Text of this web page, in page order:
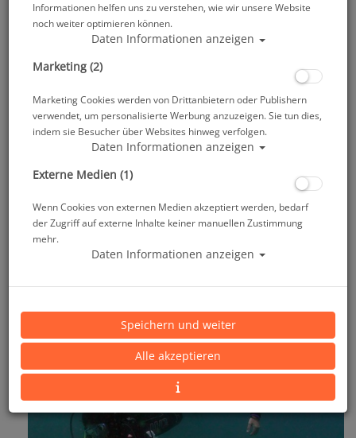
Informationen helfen uns zu verstehen, wie wir unsere Website
noch weiter optimieren können.
Daten Informationen anzeigen
Marketing (2)
Marketing Cookies werden von Drittanbietern oder Publishern
verwendet, um personalisierte Werbung anzuzeigen. Sie tun dies,
indem sie Besucher über Websites hinweg verfolgen.
Daten Informationen anzeigen
Externe Medien (1)
Wenn Cookies von externen Medien akzeptiert werden, bedarf
der Zugriff auf externe Inhalte keiner manuellen Zustimmung
mehr.
Daten Informationen anzeigen
Speichern und weiter
Alle akzeptieren